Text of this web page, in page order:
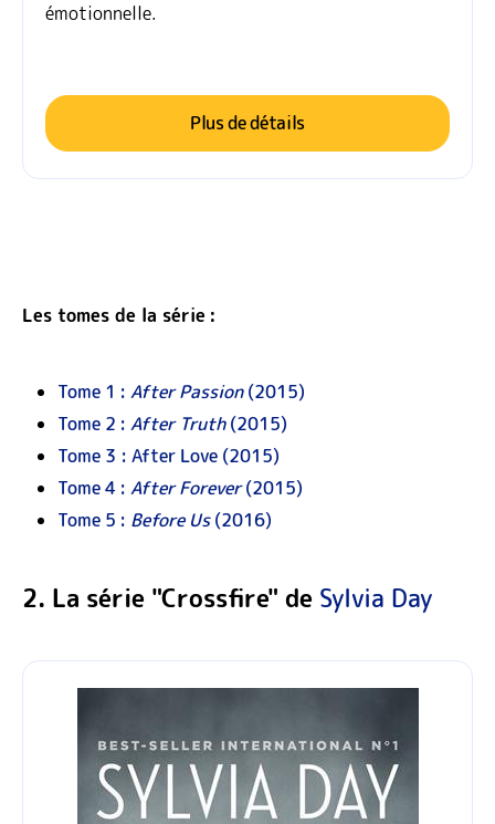
émotionnelle.
Plus de détails
Les tomes de la série :
Tome 1 : After Passion(2015)
Tome 2 : After Truth(2015)
Tome 3 : After Love (2015)
Tome 4 : After Forever(2015)
Tome 5 : Before Us(2016)
2. La série "Crossfire" de Sylvia Day